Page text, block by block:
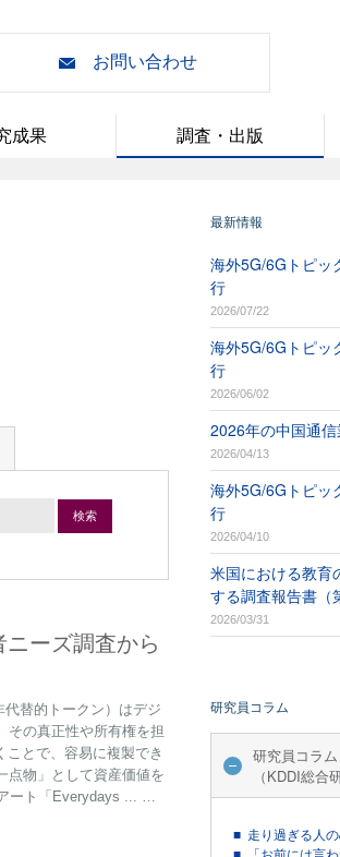
お問い合わせ
成果 調査・出版
検索
ーズ調査から
替的トークン）はデジ
その真正性や所有権を担
とで、容易に複製でき
点物」として資産価値を
ート「Everydays ... …
最新情報
海外5G/6Gトピッ
行
2026/07/22
海外5G/6Gトピッ
行
2026/06/02
2026年の中国通
2026/04/13
海外5G/6Gトピッ
行
2026/04/10
米国における教育
する調査報告書（
2026/03/31
研究員コラム
研究員コラム
（KDDI総合
■ 走り過ぎる人